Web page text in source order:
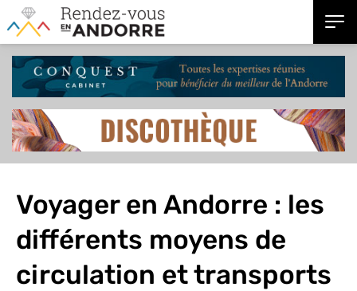
Voyager en Andorre : les
différents moyens de
circulation et transports